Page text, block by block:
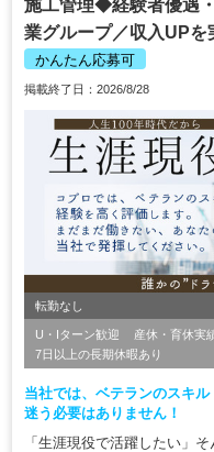
施工管理◆経験者優遇
業グループ／収入UP
かんたん応募可
掲載終了日：2026/8/28
転勤なし
U・Iターン歓迎 産休・育休実
7日以上の長期休暇あり
当社では、ベテランのスキ
迷う必要はありません！
「生涯現役で活躍したい」